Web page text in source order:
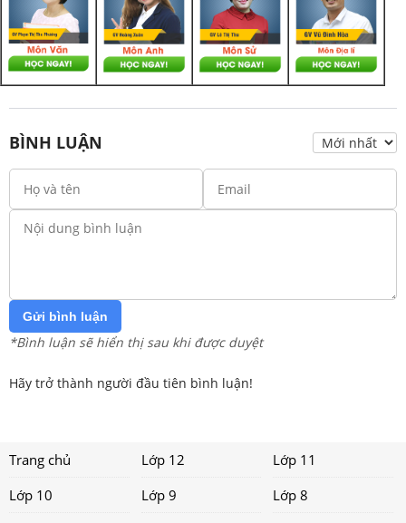
BÌNH LUẬN
Gửi bình luận
*Bình luận sẽ hiển thị sau khi được duyệt
Hãy trở thành người đầu tiên bình luận!
Trang chủ Lớp 12
Lớp 11
Lớp 10
Lớp 9
Lớp 8